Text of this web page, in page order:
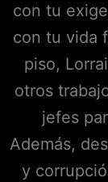
con tu
con tu vida
piso,
otros
jefes
Además,
y